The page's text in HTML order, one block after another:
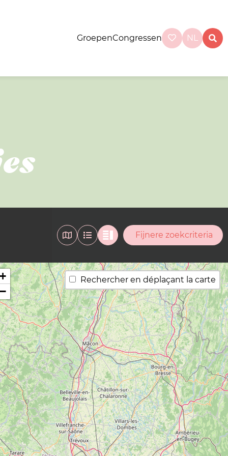
GroepenCongressen NL
Fijnere zoekcriteria
Rechercher en déplaçant la carte